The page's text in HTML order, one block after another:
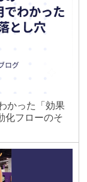
かった「効果
化フローのそ